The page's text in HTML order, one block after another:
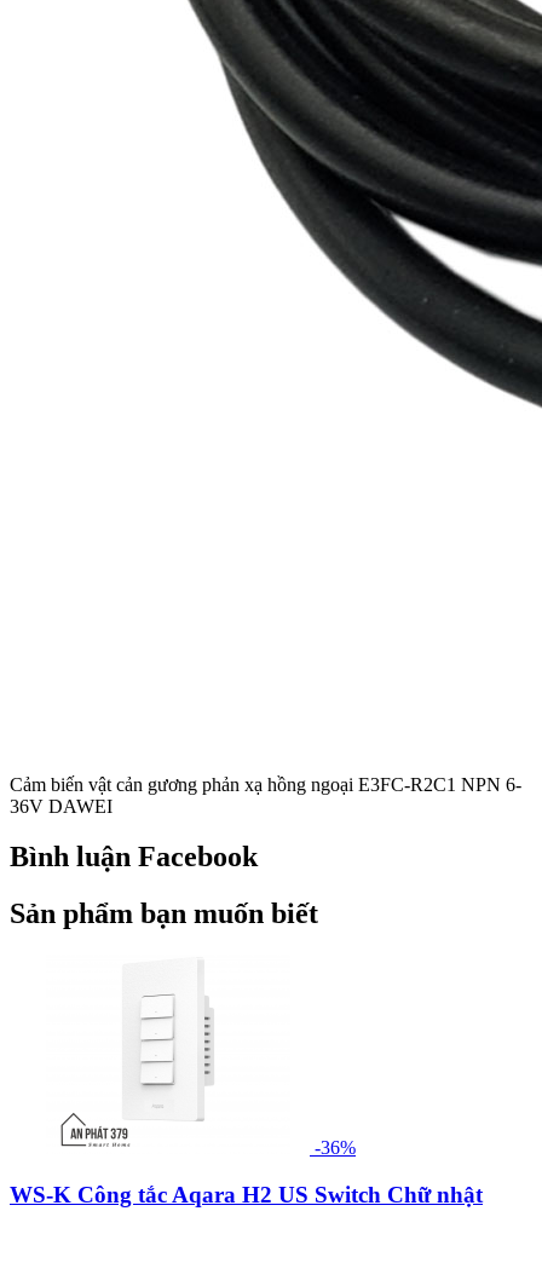
Cảm biến vật cản gương phản xạ hồng ngoại E3FC-R2C1 NPN 6-
36V DAWEI
Bình luận Facebook
Sản phẩm bạn muốn biết
-36%
WS-K Công tắc Aqara H2 US Switch Chữ nhật